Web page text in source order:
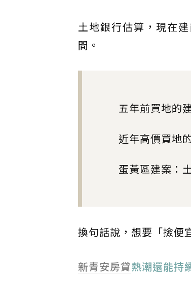
土地銀行估算，現在
間。
五年前買地的
近年高價買地
蛋黃區建案：
換句話說，想要「撿便
新青安房貸熱潮還能持